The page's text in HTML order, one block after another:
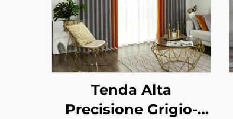
Tenda Alta
Precisione Grigio-